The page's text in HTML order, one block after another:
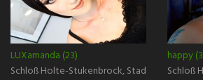
LUXamanda (23)
Schloß Holte-Stukenbrock, Stadt Gütersloh
happy
Schloß